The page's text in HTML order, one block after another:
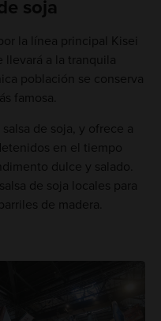
soja
la línea principal Kisei
llevará a la tranquila
población se conserva
famosa.
de soja, y ofrece a
en el tiempo
dulce y salado.
de soja locales para
de madera.